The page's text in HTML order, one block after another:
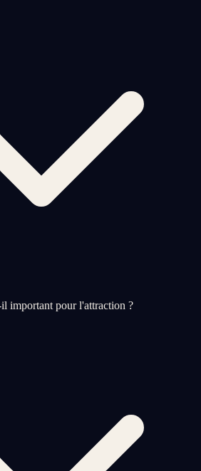
important pour l'attraction ?